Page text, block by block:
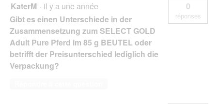
KaterM · il y a une année
Gibt es einen Unterschiede in der
Zusammensetzung zum SELECT GOLD
Adult Pure Pferd im 85 g BEUTEL oder
betrifft der Preisunterschied lediglich die
Verpackung?
0
réponses